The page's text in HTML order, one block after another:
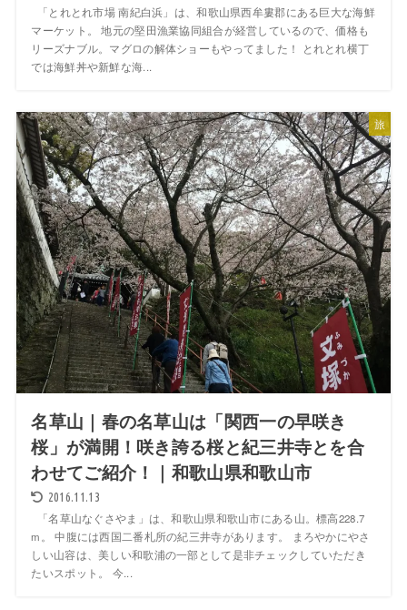
「とれとれ市場 南紀白浜」は、和歌山県西牟婁郡にある巨大な海鮮
マーケット。 地元の堅田漁業協同組合が経営しているので、価格も
リーズナブル。マグロの解体ショーもやってました！ とれとれ横丁
では海鮮丼や新鮮な海...
旅
名草山｜春の名草山は「関西一の早咲き
桜」が満開！咲き誇る桜と紀三井寺とを合
わせてご紹介！｜和歌山県和歌山市
2016.11.13
「名草山なぐさやま」は、和歌山県和歌山市にある山。標高228.7
m。 中腹には西国二番札所の紀三井寺があります。 まろやかにやさ
しい山容は、美しい和歌浦の一部として是非チェックしていただき
たいスポット。 今...